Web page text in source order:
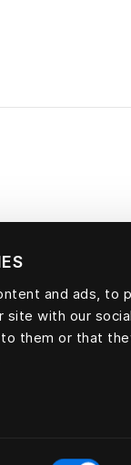
and ads, to
with our
them or that